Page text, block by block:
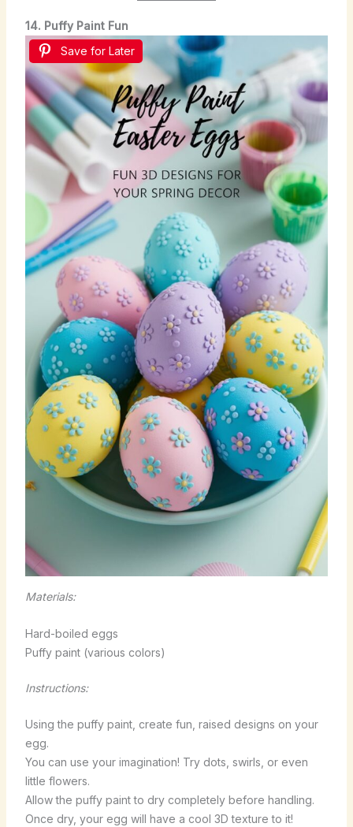
14. Puffy Paint Fun
Save for Later
Materials:
Hard-boiled eggs
Puffy paint (various colors)
Instructions:
Using the puffy paint, create fun, raised designs on your
egg.
You can use your imagination! Try dots, swirls, or even
little flowers.
Allow the puffy paint to dry completely before handling.
Once dry, your egg will have a cool 3D texture to it!